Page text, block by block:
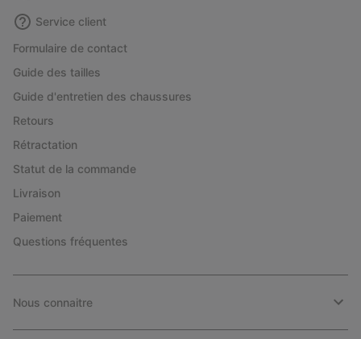
Service client
Formulaire de contact
Guide des tailles
Guide d'entretien des chaussures
Retours
Rétractation
Statut de la commande
Livraison
Paiement
Questions fréquentes
Nous connaitre